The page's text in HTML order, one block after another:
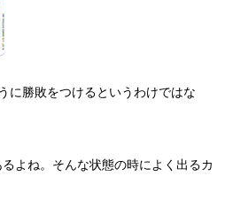
に勝敗をつけるというわけではな
よね。そんな状態の時によく出るカ